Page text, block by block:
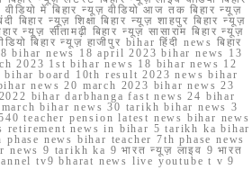
में बिहार न्यूज़ वीडियो आज तक बिहार न्यूज़
बिहार न्यूज़ शिक्षा बिहार न्यूज़ शाहपुर बिहार न्यूज़
न्यूज़ सीतामढ़ी बिहार न्यूज़ सासाराम बिहार न्यूज़
बिहार न्यूज़ हाजीपुर bihar हिंदी news बिहार
18 bihar news 18 april 2023 bihar news 13
2023 1st bihar news 18 bihar news 12
board 10th result 2023 news bihar
news 20 march 2023 bihar news 23
bihar darbhanga fast news 24 bihar
bihar news 30 tarikh bihar news 3
teacher pension latest news bihar news
retirement news in bihar 5 tarikh ka bihar
news bihar teacher 7th phase news
9 tarikh ka 9 भारत न्यूज़ लाइव 9 भारत
tv9 bharat news live youtube t v 9